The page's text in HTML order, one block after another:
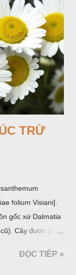
TRỪ
folium Visiani].
gốc xứ Dalmatia
Cây được phân
(cũ), sau lan
ĐỌC TIẾP »